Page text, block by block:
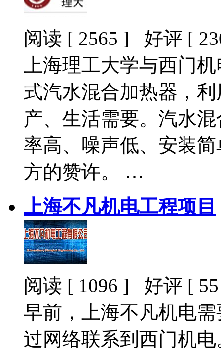
阅读 [ 2565 ] 好评 [
上海理工大学与西门
式汽水混合加热器，
产、生活需要。汽水
率高、噪声低、安装
方的赞许。 …
上海不凡机电工程项目
阅读 [ 1096 ] 好评 [
早前，上海不凡机电
过网络联系到西门机